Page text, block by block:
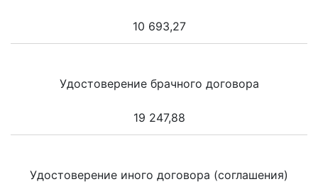
10 693,27
Удостоверение брачного договора
19 247,88
Удостоверение иного договора (соглашения)